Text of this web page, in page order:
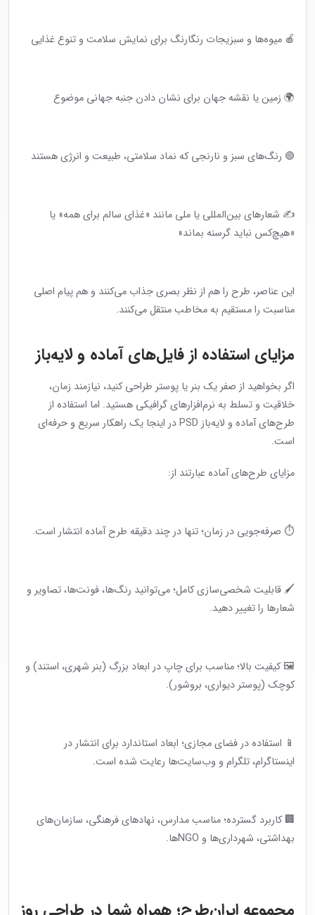
🍎 میوه‌ها و سبزیجات رنگارنگ برای نمایش سلامت و تنوع غذایی
🌍 زمین یا نقشه جهان برای نشان دادن جنبه جهانی موضوع
🟢 رنگ‌های سبز و نارنجی که نماد سلامتی، طبیعت و انرژی هستند
✍️ شعارهای بین‌المللی یا ملی مانند «غذای سالم برای همه» یا
«هیچ‌کس نباید گرسنه بماند»
این عناصر، طرح را هم از نظر بصری جذاب می‌کنند و هم پیام اصلی
مناسبت را مستقیم به مخاطب منتقل می‌کنند.
مزایای استفاده از فایل‌های آماده و لایه‌باز
اگر بخواهید از صفر یک بنر یا پوستر طراحی کنید، نیازمند زمان،
خلاقیت و تسلط به نرم‌افزارهای گرافیکی هستید. اما استفاده از
طرح‌های آماده و لایه‌باز PSD در اینجا یک راهکار سریع و حرفه‌ای
است.
مزایای طرح‌های آماده عبارتند از:
⏱ صرفه‌جویی در زمان؛ تنها در چند دقیقه طرح آماده انتشار است.
🖌 قابلیت شخصی‌سازی کامل؛ می‌توانید رنگ‌ها، فونت‌ها، تصاویر و
شعارها را تغییر دهید.
🖼 کیفیت بالا؛ مناسب برای چاپ در ابعاد بزرگ (بنر شهری، استند) و
کوچک (پوستر دیواری، بروشور).
📱 استفاده در فضای مجازی؛ ابعاد استاندارد برای انتشار در
اینستاگرام، تلگرام و وب‌سایت‌ها رعایت شده است.
🏢 کاربرد گسترده؛ مناسب مدارس، نهادهای فرهنگی، سازمان‌های
بهداشتی، شهرداری‌ها و NGOها.